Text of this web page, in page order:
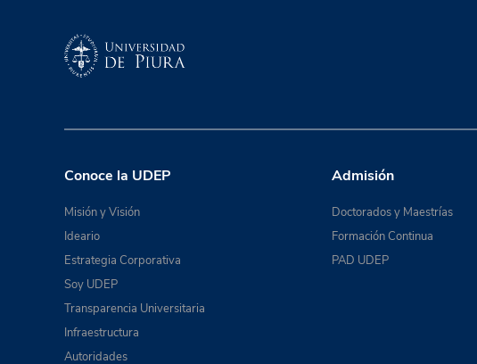
Conoce la UDEP
Misión y Visión
Ideario
Estrategia Corporativa
Soy UDEP
Transparencia Universitaria
Infraestructura
Autoridades
Admisión
Doctorados y Maestrías
Formación Continua
PAD UDEP